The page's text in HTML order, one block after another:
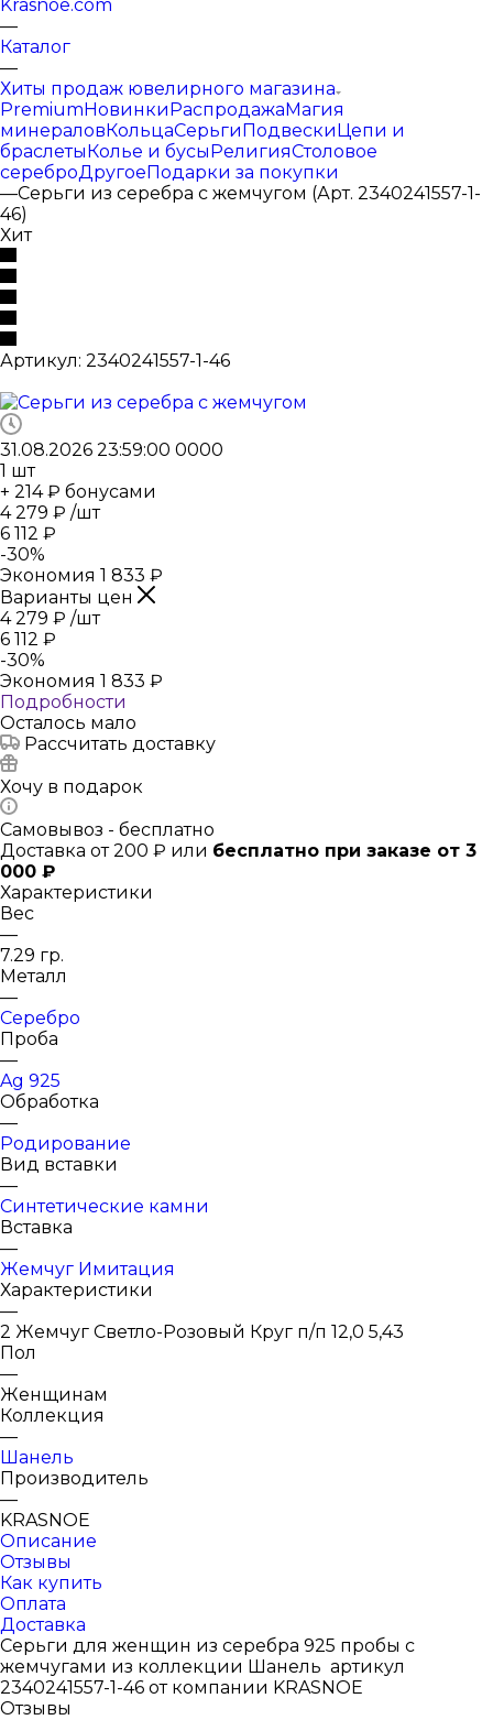
Krasnoe.com
—
Каталог
—
Хиты продаж ювелирного магазина
PremiumНовинкиРаспродажаМагия
минераловКольцаСерьгиПодвескиЦепи и
браслетыКолье и бусыРелигияСтоловое
сереброДругоеПодарки за покупки
—Серьги из серебра с жемчугом (Арт. 2340241557-1-
46)
Хит
Артикул: 2340241557-1-46
31.08.2026 23:59:00 0000
1 шт
+ 214 ₽ бонусами
4 279 ₽ /шт
6 112 ₽
-30%
Экономия 1 833 ₽
Варианты цен
4 279 ₽ /шт
6 112 ₽
-30%
Экономия 1 833 ₽
Подробности
Осталось мало
Рассчитать доставку
Хочу в подарок
Самовывоз - бесплатно
Доставка от 200 ₽ или бесплатно при заказе от 3
000 ₽
Характеристики
Вес
—
7.29 гр.
Металл
—
Серебро
Проба
—
Ag 925
Обработка
—
Родирование
Вид вставки
—
Синтетические камни
Вставка
—
Жемчуг Имитация
Характеристики
—
2 Жемчуг Светло-Розовый Круг п/п 12,0 5,43
Пол
—
Женщинам
Коллекция
—
Шанель
Производитель
—
KRASNOE
Описание
Отзывы
Как купить
Оплата
Доставка
Серьги для женщин из серебра 925 пробы с
жемчугами из коллекции Шанель артикул
2340241557-1-46 от компании KRASNOE
Отзывы